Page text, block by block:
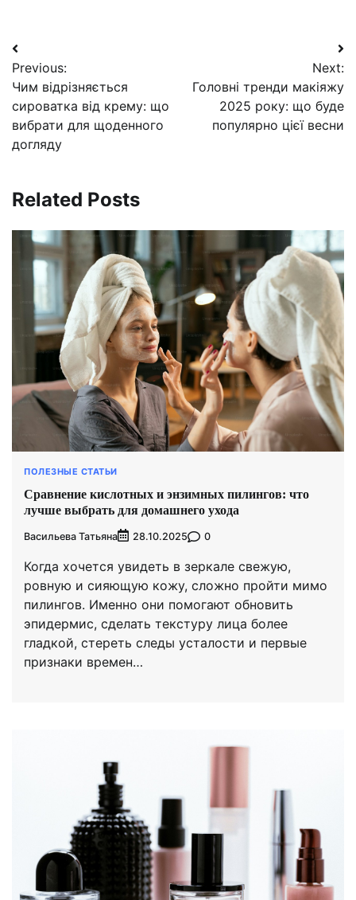
Навигация
по
записям
Previous:
Чим відрізняється
сироватка від крему: що
вибрати для щоденного
догляду
Next:
Головні тренди макіяжу
2025 року: що буде
популярно цієї весни
Related Posts
ПОЛЕЗНЫЕ СТАТЬИ
Сравнение кислотных и энзимных пилингов: что
лучше выбрать для домашнего ухода
Васильева Татьяна 28.10.2025 0
Когда хочется увидеть в зеркале свежую,
ровную и сияющую кожу, сложно пройти мимо
пилингов. Именно они помогают обновить
эпидермис, сделать текстуру лица более
гладкой, стереть следы усталости и первые
признаки времен…